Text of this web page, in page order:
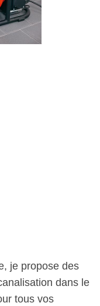
je propose des
dans le
tous vos